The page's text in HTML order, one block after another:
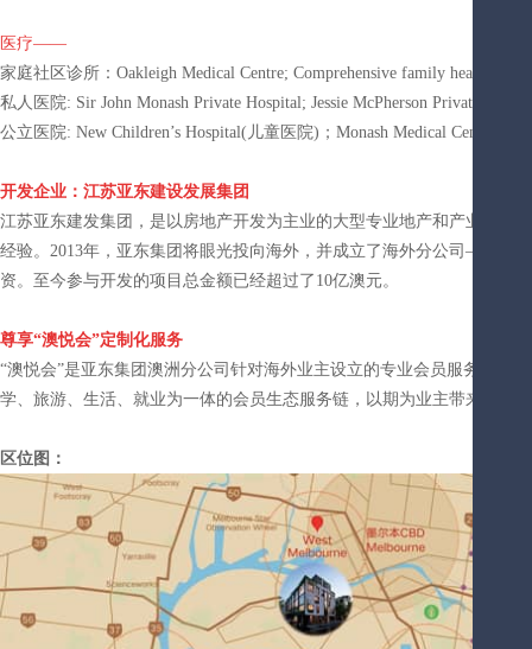
医疗——
家庭社区诊所：Oakleigh Medical Centre; Comprehensive family healthcare
私人医院: Sir John Monash Private Hospital; Jessie McPherson Private
公立医院: New Children’s Hospital(儿童医院)；Monash Medical Centre（
开发企业： 江苏亚东建设发展集团
江苏亚东建发集团，是以房地产开发为主业的大型专业地产和产业投资
经验。2013年，亚东集团将眼光投向海外，并成立了海外分公司——泛
资。至今参与开发的项目总金额已经超过了10亿澳元。
尊享“澳悦会”定制化服务
“澳悦会”是亚东集团澳洲分公司针对海外业主设立的专业会员服务平台
学、旅游、生活、就业为一体的会员生态服务链，以期为业主带来更专
区位图：